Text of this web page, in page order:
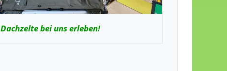
Dachzelte bei uns erleben!